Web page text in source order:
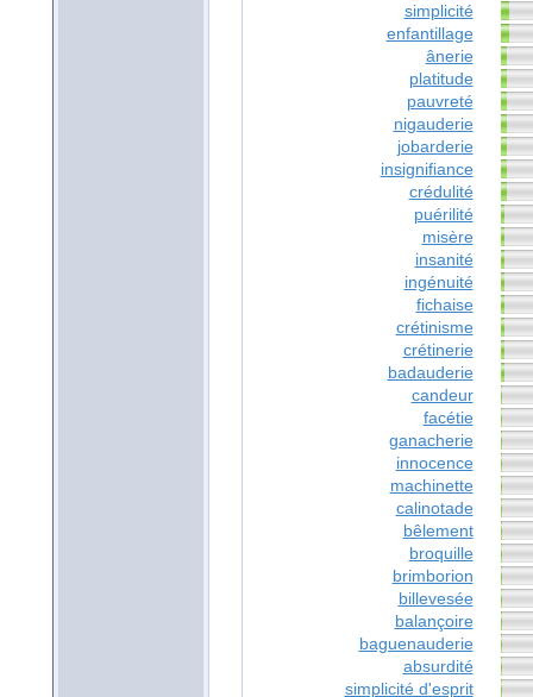
simplicité
enfantillage
ânerie
platitude
pauvreté
nigauderie
jobarderie
insignifiance
crédulité
puérilité
misère
insanité
ingénuité
fichaise
crétinisme
crétinerie
badauderie
candeur
facétie
ganacherie
innocence
machinette
calinotade
bêlement
broquille
brimborion
billevesée
balançoire
baguenauderie
absurdité
simplicité d'esprit